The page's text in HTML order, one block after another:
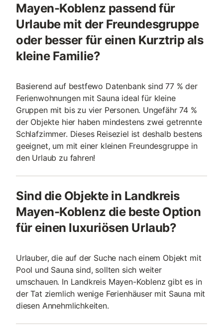
Mayen-Koblenz passend für
Urlaube mit der Freundesgruppe
oder besser für einen Kurztrip als
kleine Familie?
Basierend auf bestfewo Datenbank sind 77 % der
Ferienwohnungen mit Sauna ideal für kleine
Gruppen mit bis zu vier Personen. Ungefähr 74 %
der Objekte hier haben mindestens zwei getrennte
Schlafzimmer. Dieses Reiseziel ist deshalb bestens
geeignet, um mit einer kleinen Freundesgruppe in
den Urlaub zu fahren!
Sind die Objekte in Landkreis
Mayen-Koblenz die beste Option
für einen luxuriösen Urlaub?
Urlauber, die auf der Suche nach einem Objekt mit
Pool und Sauna sind, sollten sich weiter
umschauen. In Landkreis Mayen-Koblenz gibt es in
der Tat ziemlich wenige Ferienhäuser mit Sauna mit
diesen Annehmlichkeiten.